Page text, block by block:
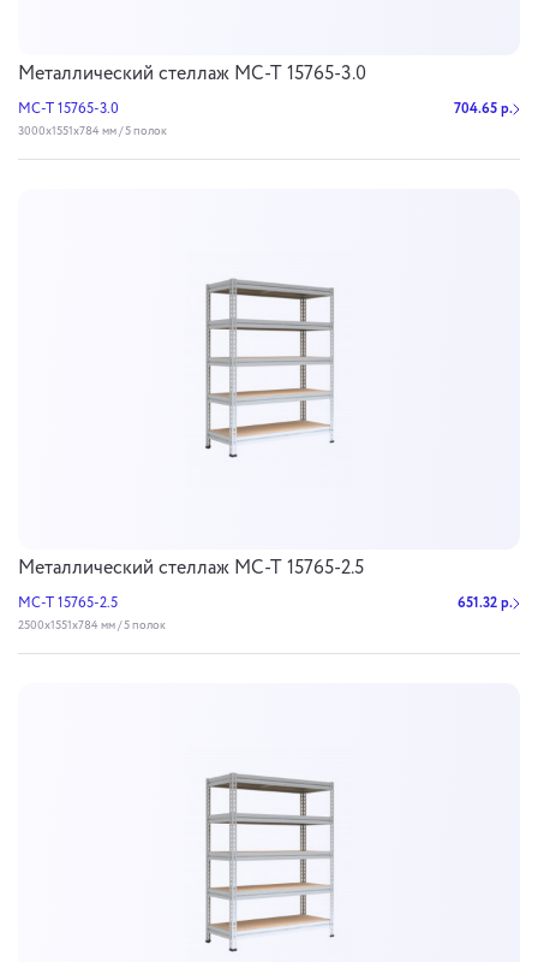
Металлический стеллаж МС-Т 15765-3.0
МС-Т 15765-3.0 704.65 р.
3000х1551х784 мм / 5 полок
Металлический стеллаж МС-Т 15765-2.5
МС-Т 15765-2.5 651.32 р.
2500х1551х784 мм / 5 полок